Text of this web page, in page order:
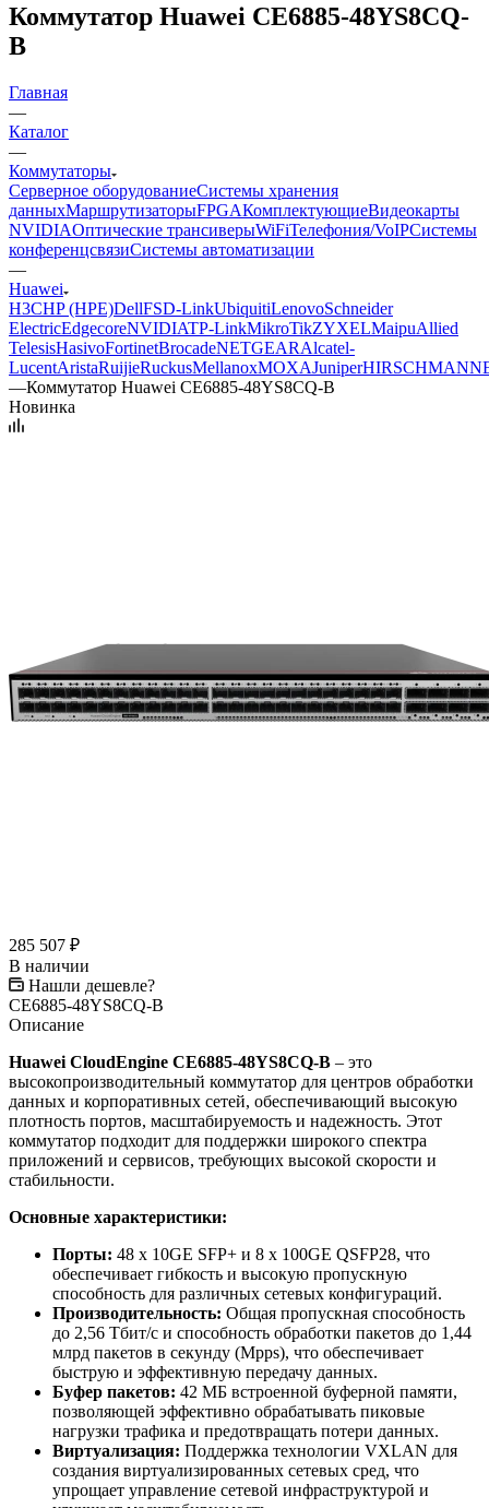
Коммутатор Huawei CE6885-48YS8CQ-
B
Главная
—
Каталог
—
Коммутаторы
Серверное оборудованиеСистемы хранения
данныхМаршрутизаторыFPGAКомплектующиеВидеокарты
NVIDIAОптические трансиверыWiFiТелефония/VoIPСистемы
конференцсвязиСистемы автоматизации
—
Huawei
H3CHP (HPE)DellFSD-LinkUbiquitiLenovoSchneider
ElectricEdgecoreNVIDIATP-LinkMikroTikZYXELMaipuAllied
TelesisHasivoFortinetBrocadeNETGEARAlcatel-
LucentAristaRuijieRuckusMellanoxMOXAJuniperHIRSCHMANN
—Коммутатор Huawei CE6885-48YS8CQ-B
Новинка
285 507 ₽
В наличии
Нашли дешевле?
CE6885-48YS8CQ-B
Описание
Huawei CloudEngine CE6885-48YS8CQ-B – это
высокопроизводительный коммутатор для центров обработки
данных и корпоративных сетей, обеспечивающий высокую
плотность портов, масштабируемость и надежность. Этот
коммутатор подходит для поддержки широкого спектра
приложений и сервисов, требующих высокой скорости и
стабильности.
Основные характеристики:
Порты: 48 x 10GE SFP+ и 8 x 100GE QSFP28, что
обеспечивает гибкость и высокую пропускную
способность для различных сетевых конфигураций.
Производительность: Общая пропускная способность
до 2,56 Тбит/с и способность обработки пакетов до 1,44
млрд пакетов в секунду (Mpps), что обеспечивает
быструю и эффективную передачу данных.
Буфер пакетов: 42 МБ встроенной буферной памяти,
позволяющей эффективно обрабатывать пиковые
нагрузки трафика и предотвращать потери данных.
Виртуализация: Поддержка технологии VXLAN для
создания виртуализированных сетевых сред, что
упрощает управление сетевой инфраструктурой и